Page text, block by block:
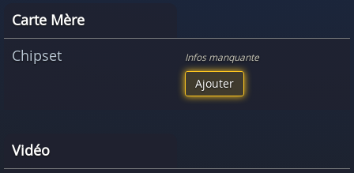
Carte Mère
Chipset
Infos manquante
Ajouter
Vidéo